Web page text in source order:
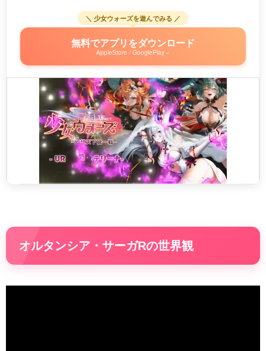
＼ 少女ウォーズを遊んでみる ／
無料でアプリをダウンロード
AppleStore / GooglePlay »
オルタンシア・サーガRの世界観